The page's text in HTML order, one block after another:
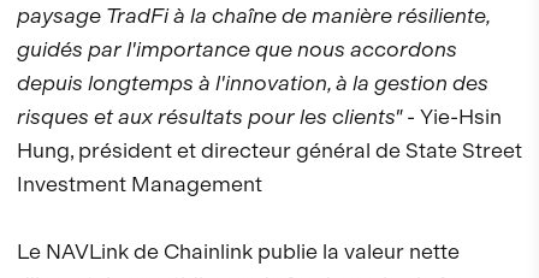
paysage TradFi à la chaîne de manière résiliente,
guidés par l'importance que nous accordons
depuis longtemps à l'innovation, à la gestion des
risques et aux résultats pour les clients"- Yie-Hsin
Hung, président et directeur général de State Street
Investment Management
Le NAVLink de Chainlink publie la valeur nette